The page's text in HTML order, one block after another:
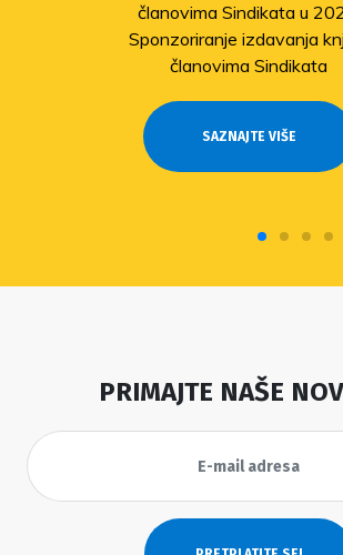
članovima Sindikata u
Sponzoriranje izdavanja
članovima Sindikata
SAZNAJTE VIŠE
PRIMAJTE NAŠE